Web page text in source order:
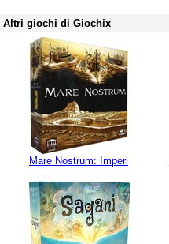
Altri giochi di Giochix
Mare Nostrum: Imperi